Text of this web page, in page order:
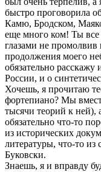
быстро проговорила
Камю, Бродском,
еще много ком! Ты
глазами не
продолжения моего
обязательно
России, и о
Хочешь, я прочитаю
фортепиано? Мы
тысячи теорий к
обязательно что-то
из исторических
литературы, что-то
Буковски.
Знаешь, я и вправду